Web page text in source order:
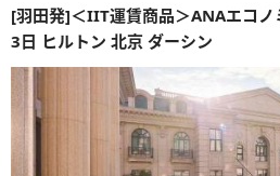
[羽田発]＜IIT運賃商品＞ANAエコノ
3日 ヒルトン 北京 ダーシン